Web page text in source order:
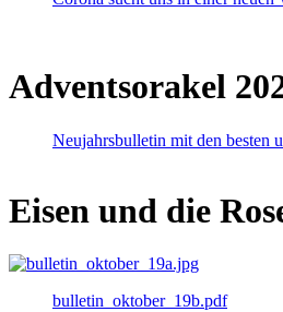
Adventsorakel
Neujahrsbulletin mit den besten
Eisen und die
bulletin_oktober_19b.pdf